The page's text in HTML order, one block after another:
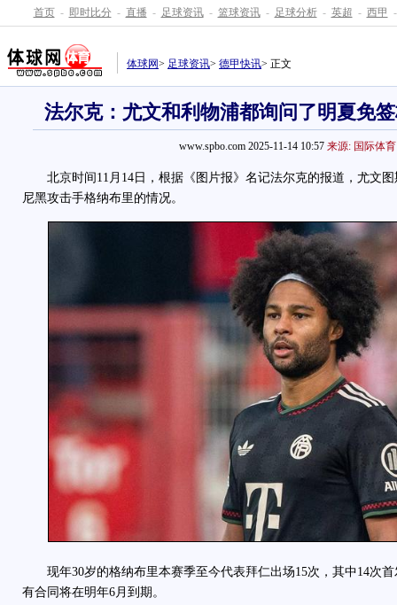
首页 - 即时比分 - 直播 - 足球资讯 - 篮球资讯 - 足球分析 - 英超 - 西甲 -
体球网> 足球资讯> 德甲快讯> 正文
法尔克：尤文和利物浦都询问了明夏免
www.spbo.com 2025-11-14 10:57 来源: 国际体育
北京时间11月14日，根据《图片报》名记法尔克的报道，尤文图
尼黑攻击手格纳布里的情况。
现年30岁的格纳布里本赛季至今代表拜仁出场15次，其中14次首
有合同将在明年6月到期。